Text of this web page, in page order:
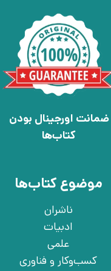
ضمانت اورجینال بودن
کتاب‌ها
موضوع کتاب‌ها
ناشران
ادبیات
علمی
کسب‌وکار و فناوری